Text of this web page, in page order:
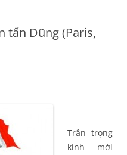
tấn Dũng (Paris,
Trân trọng
kính mời